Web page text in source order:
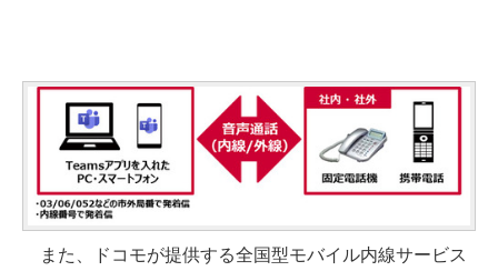
また、ドコモが提供する全国型モバイル内線サービス